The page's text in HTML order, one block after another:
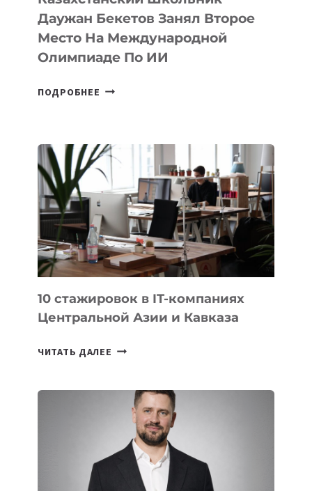
Даужан Бекетов Занял Второе
Место На Международной
Олимпиаде По ИИ
ПОДРОБНЕЕ КАЗАХСТАНСКИЙ
ЗАНЯЛ
ВТОРОЕ
МЕСТО
НА
МЕЖДУНАРОДНОЙ
ОЛИМПИАДЕ
ПО
ИИ
10 стажировок в IT-компаниях
Центральной Азии и Кавказа
ЧИТАТЬ ДАЛЕЕ 10
КОМПАНИЯХ
ЦЕНТРАЛЬНОЙ
АЗИИ
КАВКАЗА